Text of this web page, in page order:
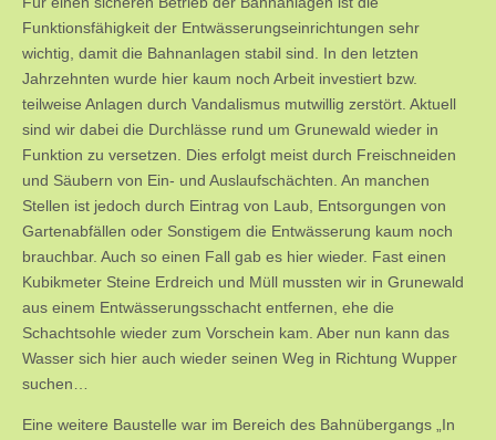
Funktionsfähigkeit der Entwässerungseinrichtungen sehr
wichtig, damit die Bahnanlagen stabil sind. In den letzten
Jahrzehnten wurde hier kaum noch Arbeit investiert bzw.
teilweise Anlagen durch Vandalismus mutwillig zerstört. Aktuell
sind wir dabei die Durchlässe rund um Grunewald wieder in
Funktion zu versetzen. Dies erfolgt meist durch Freischneiden
und Säubern von Ein- und Auslaufschächten. An manchen
Stellen ist jedoch durch Eintrag von Laub, Entsorgungen von
Gartenabfällen oder Sonstigem die Entwässerung kaum noch
brauchbar. Auch so einen Fall gab es hier wieder. Fast einen
Kubikmeter Steine Erdreich und Müll mussten wir in Grunewald
aus einem Entwässerungsschacht entfernen, ehe die
Schachtsohle wieder zum Vorschein kam. Aber nun kann das
Wasser sich hier auch wieder seinen Weg in Richtung Wupper
suchen…
Eine weitere Baustelle war im Bereich des Bahnübergangs „In